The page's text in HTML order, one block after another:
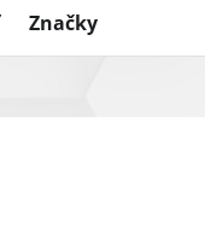
Značky